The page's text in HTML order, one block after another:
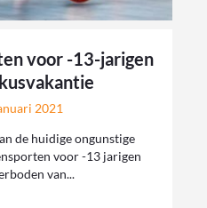
voor -13-jarigen
2021
de huidige ongunstige
voor -13 jarigen
van...